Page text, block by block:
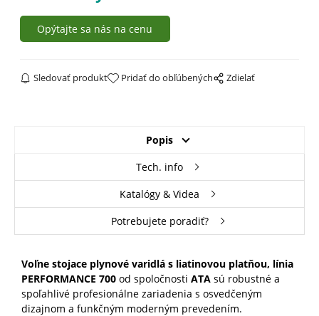
Opýtajte sa nás na cenu
Sledovať produkt Pridať do obľúbených Zdielať
Popis
Tech. info
Katalógy & Videa
Potrebujete poradiť?
Voľne stojace plynové varidlá s liatinovou platňou, línia
PERFORMANCE 700 od spoločnosti ATA sú robustné a
spoľahlivé profesionálne zariadenia s osvedčeným
dizajnom a funkčným moderným prevedením.